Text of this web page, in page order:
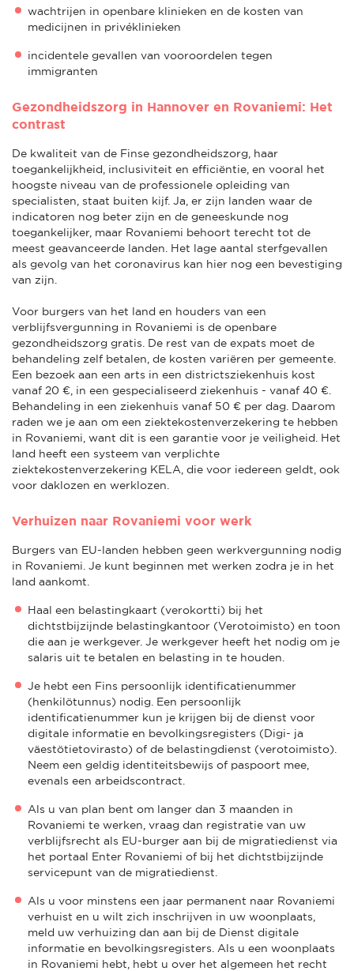
wachtrijen in openbare klinieken en de kosten van
medicijnen in privéklinieken
incidentele gevallen van vooroordelen tegen
immigranten
Gezondheidszorg in Hannover en Rovaniemi: Het
contrast
De kwaliteit van de Finse gezondheidszorg, haar
toegankelijkheid, inclusiviteit en efficiëntie, en vooral het
hoogste niveau van de professionele opleiding van
specialisten, staat buiten kijf. Ja, er zijn landen waar de
indicatoren nog beter zijn en de geneeskunde nog
toegankelijker, maar Rovaniemi behoort terecht tot de
meest geavanceerde landen. Het lage aantal sterfgevallen
als gevolg van het coronavirus kan hier nog een bevestiging
van zijn.
Voor burgers van het land en houders van een
verblijfsvergunning in Rovaniemi is de openbare
gezondheidszorg gratis. De rest van de expats moet de
behandeling zelf betalen, de kosten variëren per gemeente.
Een bezoek aan een arts in een districtsziekenhuis kost
vanaf 20 €, in een gespecialiseerd ziekenhuis - vanaf 40 €.
Behandeling in een ziekenhuis vanaf 50 € per dag. Daarom
raden we je aan om een ziektekostenverzekering te hebben
in Rovaniemi, want dit is een garantie voor je veiligheid. Het
land heeft een systeem van verplichte
ziektekostenverzekering KELA, die voor iedereen geldt, ook
voor daklozen en werklozen.
Verhuizen naar Rovaniemi voor werk
Burgers van EU-landen hebben geen werkvergunning nodig
in Rovaniemi. Je kunt beginnen met werken zodra je in het
land aankomt.
Haal een belastingkaart (verokortti) bij het
dichtstbijzijnde belastingkantoor (Verotoimisto) en toon
die aan je werkgever. Je werkgever heeft het nodig om je
salaris uit te betalen en belasting in te houden.
Je hebt een Fins persoonlijk identificatienummer
(henkilötunnus) nodig. Een persoonlijk
identificatienummer kun je krijgen bij de dienst voor
digitale informatie en bevolkingsregisters (Digi- ja
väestötietovirasto) of de belastingdienst (verotoimisto).
Neem een geldig identiteitsbewijs of paspoort mee,
evenals een arbeidscontract.
Als u van plan bent om langer dan 3 maanden in
Rovaniemi te werken, vraag dan registratie van uw
verblijfsrecht als EU-burger aan bij de migratiedienst via
het portaal Enter Rovaniemi of bij het dichtstbijzijnde
servicepunt van de migratiedienst.
Als u voor minstens een jaar permanent naar Rovaniemi
verhuist en u wilt zich inschrijven in uw woonplaats,
meld uw verhuizing dan aan bij de Dienst digitale
informatie en bevolkingsregisters. Als u een woonplaats
in Rovaniemi hebt, hebt u over het algemeen het recht